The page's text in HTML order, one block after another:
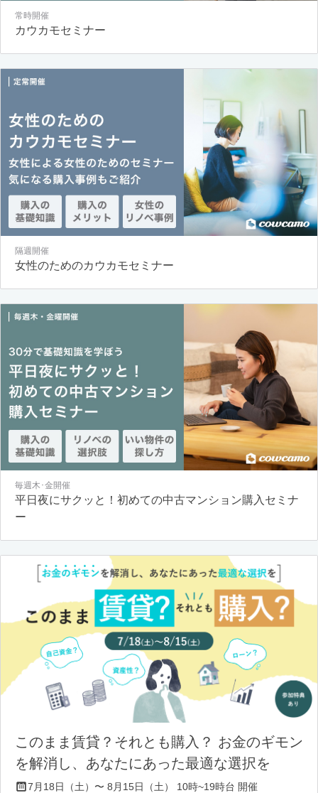
常時開催
カウカモセミナー
隔週開催
女性のためのカウカモセミナー
毎週木･金開催
平日夜にサクッと！初めての中古マンション購入セミナ
ー
このまま賃貸？それとも購入？ お金のギモン
を解消し、あなたにあった最適な選択を
7月18日（土）〜 8月15日（土） 10時~19時台 開催